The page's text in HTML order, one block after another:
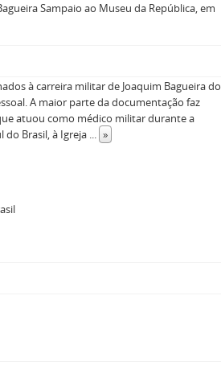
Sampaio ao Museu da República, em
à carreira militar de Joaquim Bagueira do
A maior parte da documentação faz
atuou como médico militar durante a
do Brasil, à Igreja ... »